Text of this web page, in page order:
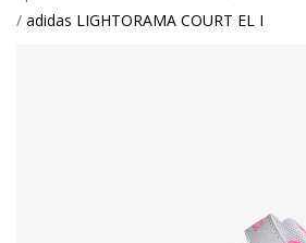
adidas LIGHTORAMA COURT EL I